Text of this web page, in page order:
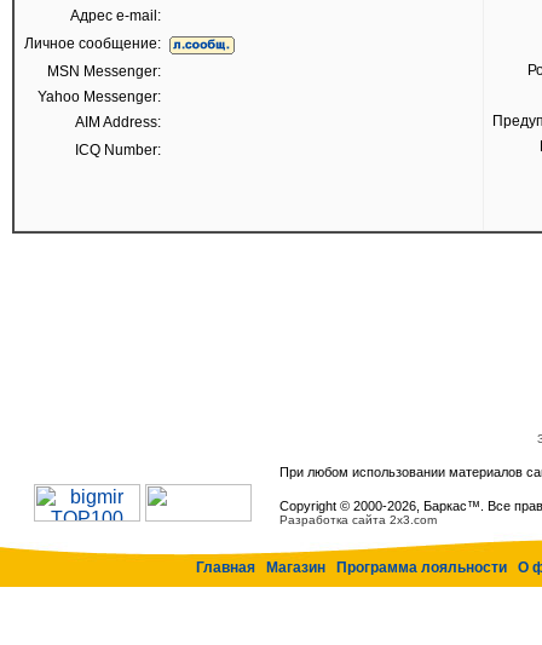
Адрес e-mail:
Личное сообщение:
MSN Messenger:
Yahoo Messenger:
AIM Address:
ICQ Number:
При любом использовании материалов
Copyright © 2000-2026, Баркас™. Все
Разработка сайта 2x3.com
Главная Магазин Программа лояльности О